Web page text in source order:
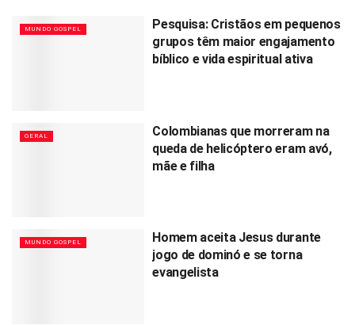
MUNDO GOSPEL
Pesquisa: Cristãos em pequenos
grupos têm maior engajamento
bíblico e vida espiritual ativa
GERAL
Colombianas que morreram na
queda de helicóptero eram avó,
mãe e filha
MUNDO GOSPEL
Homem aceita Jesus durante
jogo de dominó e se torna
evangelista